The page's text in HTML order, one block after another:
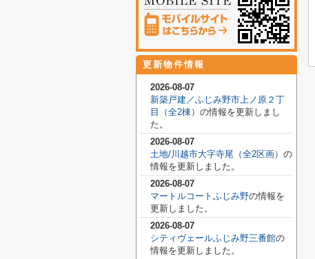
更新物件情報
2026-08-07
新築戸建／ふじみ野市上ノ原２丁
目（全2棟） の情報を更新しまし
た。
2026-08-07
土地/川越市大字寺尾（全2区画） の
情報を更新しました。
2026-08-07
マートルコートふじみ野の情報を
更新しました。
2026-08-07
シティヴェールふじみ野三番館の
情報を更新しました。